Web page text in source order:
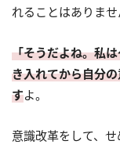
れることはありませ
「そうだよね。私
き入れてから自分
すよ。
意識改革をして、